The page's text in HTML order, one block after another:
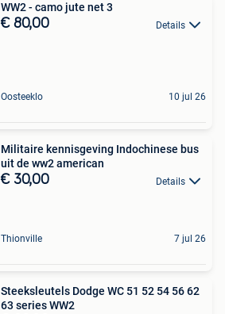
WW2 - camo jute net 3
€ 80,00 Details
Oosteeklo 10 jul 26
Militaire kennisgeving Indochinese bus
uit de ww2 american
€ 30,00 Details
Thionville 7 jul 26
Steeksleutels Dodge WC 51 52 54 56 62
63 series WW2